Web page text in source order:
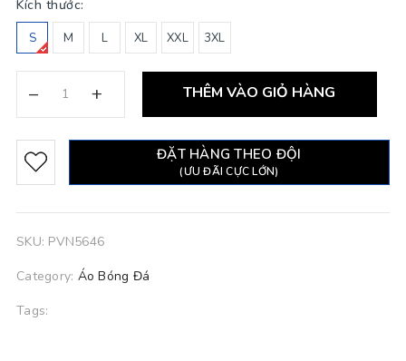
Kích thước:
S M L XL XXL 3XL
– + THÊM VÀO GIỎ HÀNG
ĐẶT HÀNG THEO ĐỘI
(ƯU ĐÃI CỰC LỚN)
SKU: PVN5646
Category: Áo Bóng Đá
Tags: